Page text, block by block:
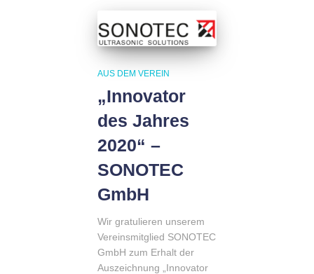
AUS DEM VEREIN
„Innovator
des Jahres
2020“ –
SONOTEC
GmbH
Wir gratulieren unserem
Vereinsmitglied SONOTEC
GmbH zum Erhalt der
Auszeichnung „Innovator